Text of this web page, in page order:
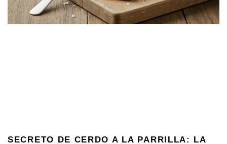
SECRETO DE CERDO A LA PARRILLA: LA